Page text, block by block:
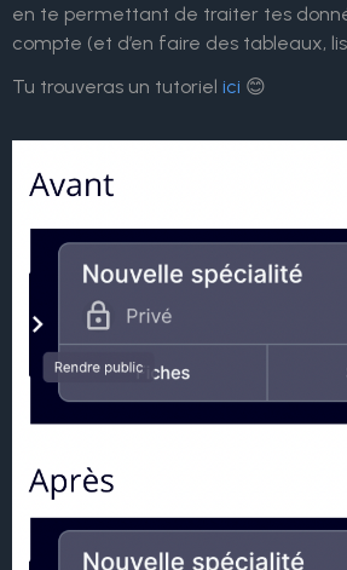
en te permettant de traiter tes
compte (et d’en faire des tableaux,
Tu trouveras un tutoriel ici 😊